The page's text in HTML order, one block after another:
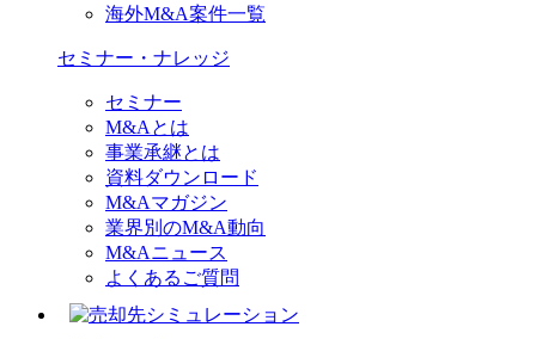
海外M&A案件一覧
セミナー・ナレッジ
セミナー
M&Aとは
事業承継とは
資料ダウンロード
M&Aマガジン
業界別のM&A動向
M&Aニュース
よくあるご質問